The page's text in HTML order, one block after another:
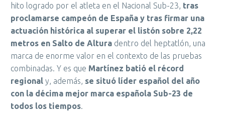
hito logrado por el atleta en el Nacional Sub-23, tras
proclamarse campeón de España y tras firmar una
actuación histórica al superar el listón sobre 2,22
metros en Salto de Altura dentro del heptatlón, una
marca de enorme valor en el contexto de las pruebas
combinadas. Y es que Martínez batió el récord
regional y, además, se situó líder español del año
con la décima mejor marca española Sub-23 de
todos los tiempos.